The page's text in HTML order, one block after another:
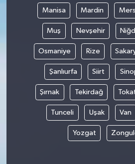
Manisa Mardin
Muş Nevşehir
Osmaniye Rize
Şanlıurfa Siirt
Şırnak Tekirdağ
Tunceli Uşak Van
Yozgat